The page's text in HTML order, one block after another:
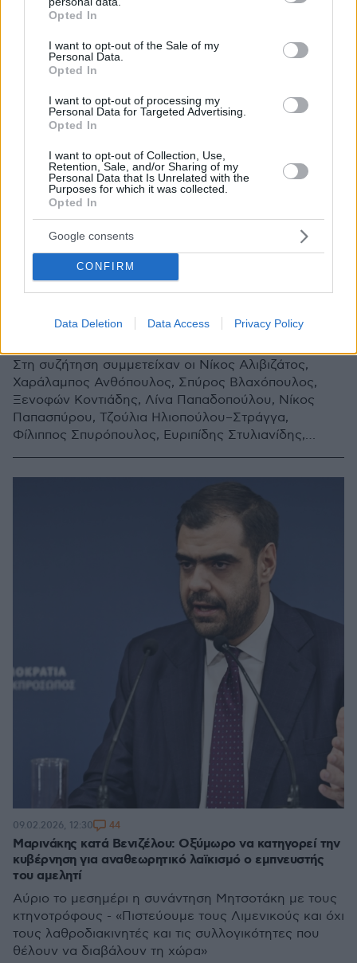
grant or deny consent to Google and its third-party tags to
use your data for below specified purposes in below Google
consent section.
Opted In
I want to opt-out of the Sale of my
Personal Data.
Opted In
I want to opt-out of processing my
Personal Data for Targeted Advertising.
Opted In
I want to opt-out of Collection, Use,
Retention, Sale, and/or Sharing of my
Personal Data that Is Unrelated with the
Purposes for which it was collected.
Opted In
Google consents
CONFIRM
Data Deletion Data Access Privacy Policy
ευθύνη των υπουργών στη συζήτηση 11
Στη συζήτηση συμμετείχαν οι Νίκος Αλιβιζάτος,
Χαράλαμπος Ανθόπουλος, Σπύρος Βλαχόπουλος,
Ξενοφών Κοντιάδης, Λίνα Παπαδοπούλου, Νίκος
Παπασπύρου, Τζούλια Ηλιοπούλου–Στράγγα,
Φίλιππος Σπυρόπουλος, Ευριπίδης Στυλιανίδης,
09.02.2026, 17:20 77
Μαρινάκης κατά Βενιζέλου: Οξύμωρο να κατηγορεί την
κυβέρνηση για αναθεωρητικό λαϊκισμό ο εμπνευστής
του αμελητί
Αύριο το μεσημέρι η συνάντηση Μητσοτάκη με τους
κτηνοτρόφους - «Πιστεύουμε τους Λιμενικούς και όχι
τους λαθροδιακινητές και τις συλλογικότητες που
θέλουν να διαβάλουν τη χώρα»
09.02.2026, 12:30 44